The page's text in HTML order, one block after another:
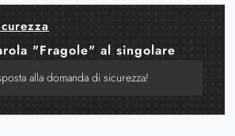
"Fragole" al singolare